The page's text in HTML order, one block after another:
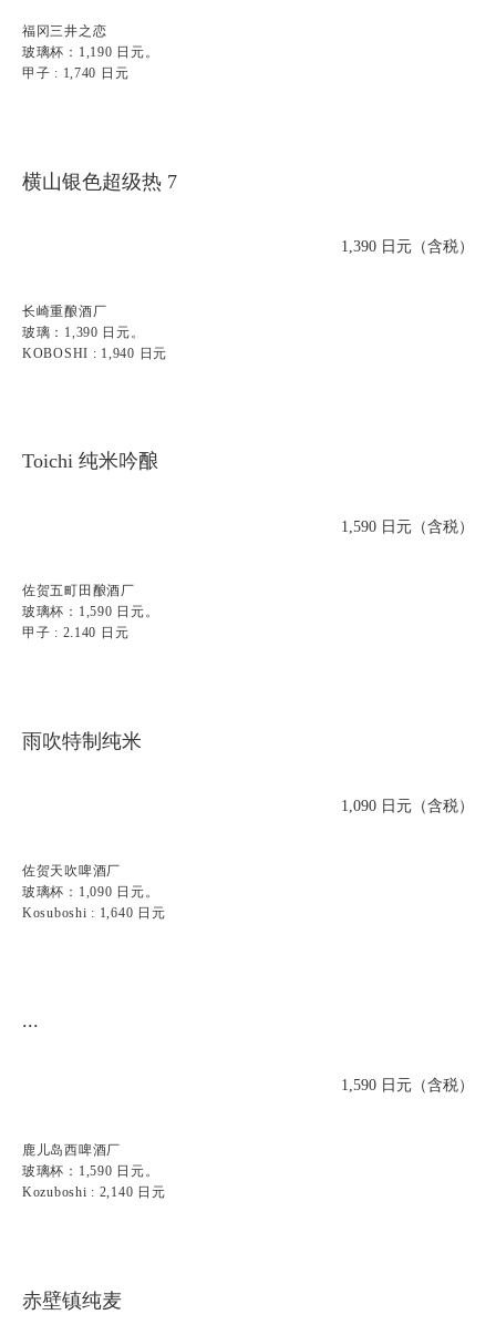
福冈三井之恋
玻璃杯：1,190 日元。
甲子 : 1,740 日元
横山银色超级热 7
1,390 日元（含税）
长崎重酿酒厂
玻璃：1,390 日元。
KOBOSHI : 1,940 日元
Toichi 纯米吟酿
1,590 日元（含税）
佐贺五町田酿酒厂
玻璃杯：1,590 日元。
甲子 : 2.140 日元
雨吹特制纯米
1,090 日元（含税）
佐贺天吹啤酒厂
玻璃杯：1,090 日元。
Kosuboshi : 1,640 日元
...
1,590 日元（含税）
鹿儿岛西啤酒厂
玻璃杯：1,590 日元。
Kozuboshi : 2,140 日元
赤壁镇纯麦